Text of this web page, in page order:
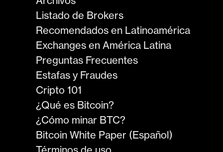
Listado de Brokers
Recomendados en Latinoamérica
Exchanges en América Latina
Preguntas Frecuentes
Estafas y Fraudes
Cripto 101
¿Qué es Bitcoin?
¿Cómo minar BTC?
Bitcoin White Paper (Español)